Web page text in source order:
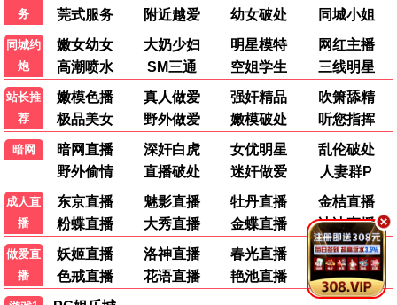
夜色长安
古装 / 言情 / 热播